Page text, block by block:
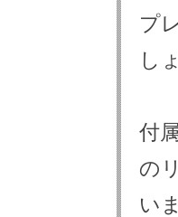
プ
し
付
の
い